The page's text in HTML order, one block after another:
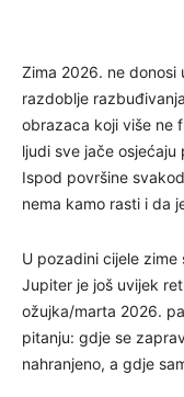
Zima 2026. ne donosi
razdoblje
obrazaca koji više ne
ljudi sve jače
Ispod površine
nema kamo rasti i da
U pozadini cijele
Jupiter je još uvijek
ožujka/marta 2026.
pitanju: gdje se
nahranjeno, a gdje